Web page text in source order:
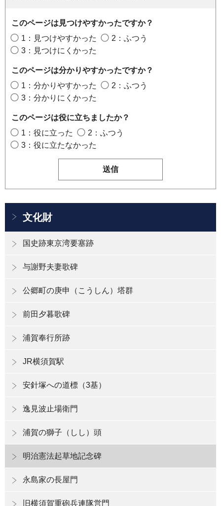
このページは見つけやすかったですか？
1：見つけやすかった
2：ふつう
3：見つけにくかった
このページは分かりやすかったですか？
1：分かりやすかった
2：ふつう
3：分かりにくかった
このページは役に立ちましたか？
1：役に立った
2：ふつう
3：役に立たなかった
文化財
国史跡東京湾要塞跡
与謝野夫妻歌碑
公郷町の庚申（こうしん）塔群
前田夕暮歌碑
浦賀奉行所跡
JR横須賀駅
安針塚への道標（3基）
逸見波止場衛門
浦賀の獅子（しし）頭
明治憲法起草地記念碑
永島家の長屋門
旧横須賀重砲兵連隊営門